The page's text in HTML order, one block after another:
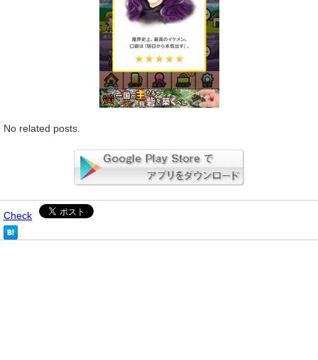
No related posts.
Check